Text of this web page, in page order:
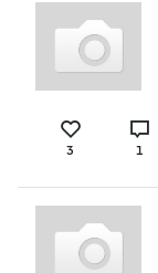
3 1